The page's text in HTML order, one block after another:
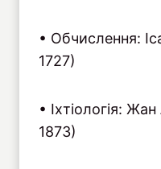
• Обчислення:
1727)
• Іхтіологія:
1873)